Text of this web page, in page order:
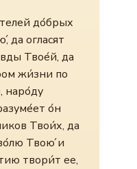
до́брых
да огласят
Твое́й, да
жи́зни по
наро́ду
о́н
Твои́х, да
Твою́ и
твори́т ее,